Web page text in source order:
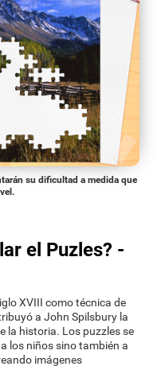
su dificultad a medida que
el Puzles? -
XVIII como técnica de
a John Spilsbury la
la historia. Los puzzles se
los niños sino también a
imágenes